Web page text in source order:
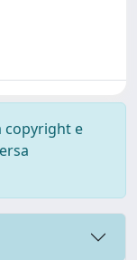
copyright e